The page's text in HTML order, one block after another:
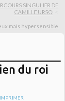
SINGULIER DE
CAMILLE URSO
mais hypersensible
du roi
IMPRIMER